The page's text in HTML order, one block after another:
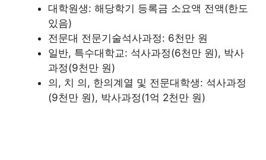
대학원생: 해당학기 등록금 소요액 전액(한도
있음)
전문대 전문기술석사과정: 6천만 원
일반, 특수대학교: 석사과정(6천만 원), 박사
과정(9천만 원)
의, 치 의, 한의계열 및 전문대학생: 석사과정
(9천만 원), 박사과정(1억 2천만 원)